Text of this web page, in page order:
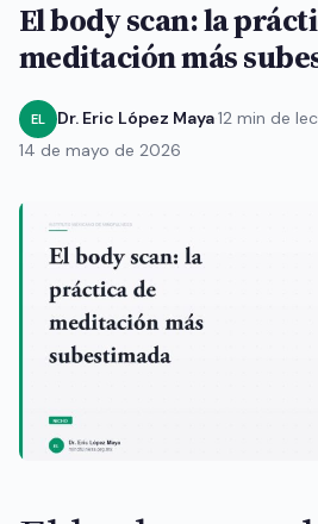
El body scan: la
meditación más
EL Dr. Eric López Maya12 min de
14 de mayo de 2026